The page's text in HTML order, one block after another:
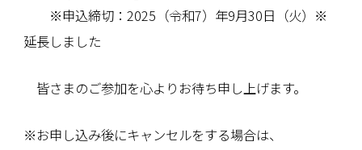
※申込締切：2025（令和7）年9月30日（火）※
延長しました
皆さまのご参加を心よりお待ち申し上げます。
※お申し込み後にキャンセルをする場合は、